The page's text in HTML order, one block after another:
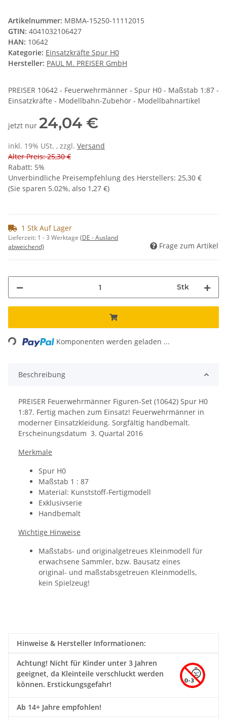
Artikelnummer: MBMA-15250-11112015
GTIN: 4041032106427
HAN: 10642
Kategorie: Einsatzkräfte Spur H0
Hersteller: PAUL M. PREISER GmbH
PREISER 10642 - Feuerwehrmänner - Spur H0 - Maßstab 1:87 -
Einsatzkräfte - Modellbahn-Zubehör - Modellbahnartikel
jetzt nur 24,04 €
inkl. 19% USt. , zzgl. Versand
Alter Preis: 25,30 €
Rabatt: 5%
Unverbindliche Preisempfehlung des Herstellers: 25,30 €
(Sie sparen 5.02%, also 1,27 €)
1 Stk Auf Lager
Lieferzeit: 1 - 3 Werktage (DE - Ausland
abweichend)
Frage zum Artikel
Stk
Loading... Komponenten werden geladen ...
Beschreibung
PREISER Feuerwehrmänner Figuren-Set (10642) Spur H0
1:87. Fertig machen zum Einsatz! Feuerwehrmänner in
moderner Einsatzkleidung. Sorgfältig handbemalt.
Erscheinungsdatum 3. Quartal 2016
Merkmale
Spur H0
Maßstab 1 : 87
Material: Kunststoff-Fertigmodell
Exklusivserie
Handbemalt
Wichtige Hinweise
Maßstabs- und originalgetreues Kleinmodell für
erwachsene Sammler, bzw. Bausatz eines
original- und maßstabsgetreuen Kleinmodells,
kein Spielzeug!
Hinweise & Hersteller Informationen:
Achtung! Nicht für Kinder unter 3 Jahren
geeignet, da Kleinteile verschluckt werden
können. Erstickungsgefahr!
Ab 14+ Jahre empfohlen!